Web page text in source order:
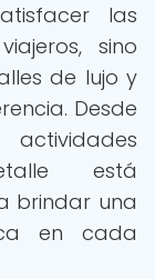
las
sino
de lujo y
Desde
está
brindar una
en cada